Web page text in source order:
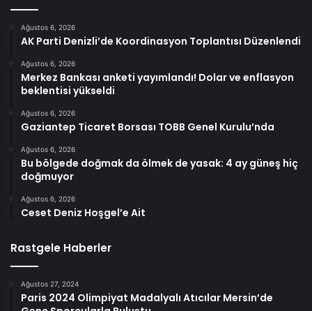
Ağustos 6, 2026
AK Parti Denizli’de Koordinasyon Toplantısı Düzenlendi
Ağustos 6, 2026
Merkez Bankası anketi yayımlandı! Dolar ve enflasyon
beklentisi yükseldi
Ağustos 6, 2026
Gaziantep Ticaret Borsası TOBB Genel Kurulu’nda
Ağustos 6, 2026
Bu bölgede doğmak da ölmek de yasak: 4 ay güneş hiç
doğmuyor
Ağustos 6, 2026
Ceset Deniz Hoşgel’e Ait
Rastgele Haberler
Ağustos 27, 2024
Paris 2024 Olimpiyat Madalyalı Atıcılar Mersin’de